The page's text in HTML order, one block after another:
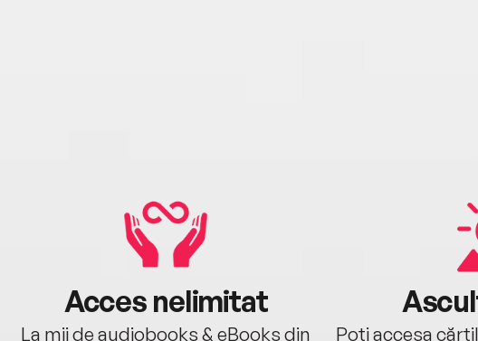
Acces nelimitat
La mii de audiobooks & eBooks din
Poți accesa